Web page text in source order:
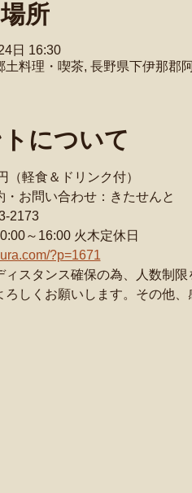
所
日 16:30
土料理・喫茶, 長野県下伊那郡
について
（軽食＆ドリンク付）
・お問い合わせ：きたせんと
2173
～16:00 火木定休日
?p=1671
ィスタンス確保の為、人数制限
ろしくお願いします。その他、